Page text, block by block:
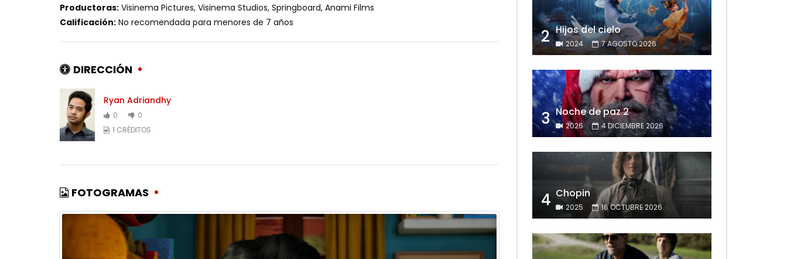
Productoras: Visinema Pictures, Visinema Studios, Springboard, Anami Films
Calificación: No recomendada para menores de 7 años
DIRECCIÓN
Ryan Adriandhy
0
0
1 CRÉDITOS
FOTOGRAMAS
2 Hijos del cielo
2024 7 AGOSTO 2026
3 Noche de paz 2
2026 4 DICIEMBRE 2026
4 Chopin
2025 16 OCTUBRE 2026